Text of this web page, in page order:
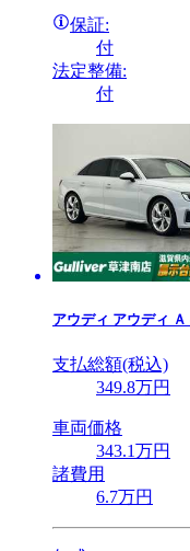
保証:
付
法定整備:
付
アウディ アウディ
支払総額(税込)
349.8万円
車両価格
343.1万円
諸費用
6.7万円